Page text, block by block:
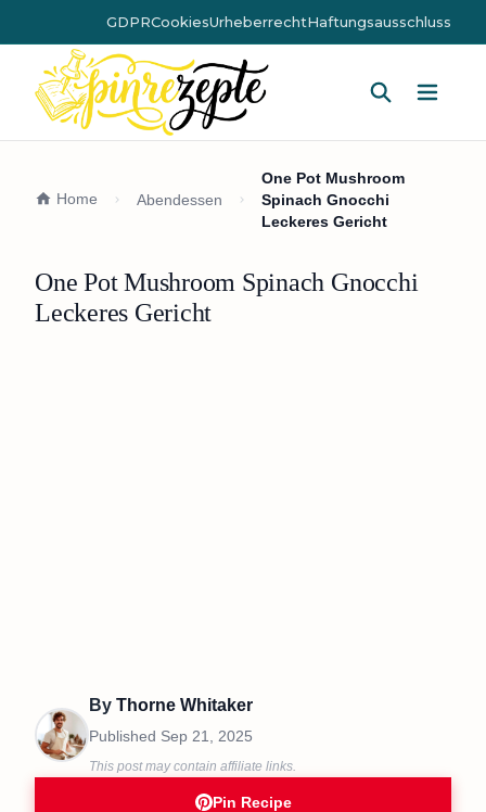
GDPRCookiesUrheberrechtHaftungsausschluss
Home Abendessen
One Pot Mushroom
Spinach Gnocchi
Leckeres Gericht
One Pot Mushroom Spinach Gnocchi
Leckeres Gericht
By Thorne Whitaker
Published Sep 21, 2025
This post may contain affiliate links.
Pin Recipe